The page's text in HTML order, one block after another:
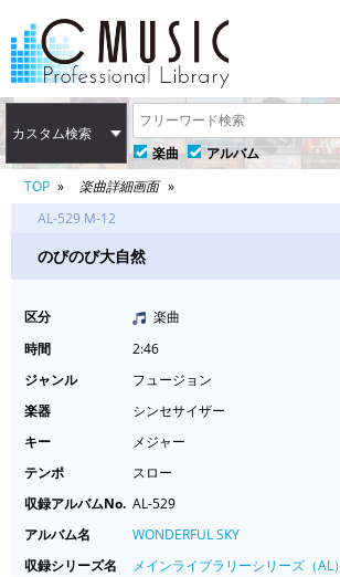
カスタム検索
楽曲
アルバム
TOP
楽曲詳細画面
AL-529 M-12
のびのび大自然
区分
楽曲
時間
2:46
ジャンル
フュージョン
楽器
シンセサイザー
キー
メジャー
テンポ
スロー
収録アルバムNo. AL-529
アルバム名
WONDERFUL SKY
収録シリーズ名
メインライブラリーシリーズ（AL）